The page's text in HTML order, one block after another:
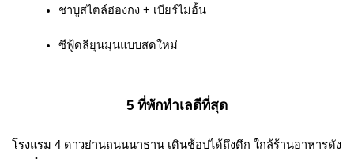
ชาบูสไตล์ฮ่องกง + เบียร์ไม่อั้น
ซีฟู้ดลียุนมุนแบบสดใหม่
5 ที่พักทำเลดีที่สุด
โรงแรม 4 ดาวย่านถนนนาธาน เดินช้อปได้ถึงดึก ใกล้ร้านอาหารดัง